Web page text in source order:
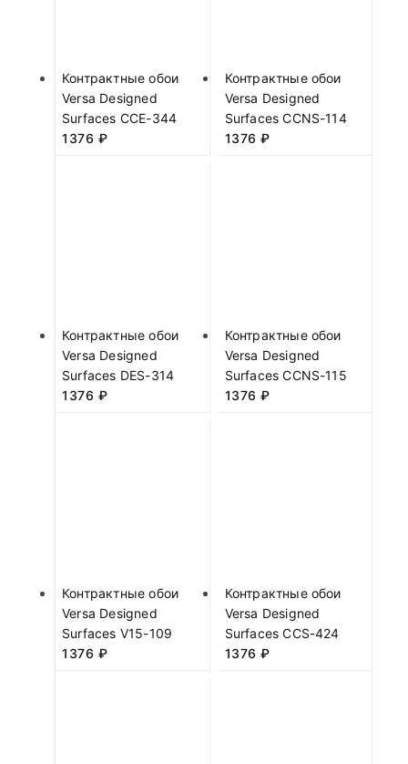
Контрактные обои
Versa Designed
Surfaces CCE-344
1376 ₽
Контрактные обои
Versa Designed
Surfaces CCNS-114
1376 ₽
Контрактные обои
Versa Designed
Surfaces DES-314
1376 ₽
Контрактные обои
Versa Designed
Surfaces CCNS-115
1376 ₽
Контрактные обои
Versa Designed
Surfaces V15-109
1376 ₽
Контрактные обои
Versa Designed
Surfaces CCS-424
1376 ₽